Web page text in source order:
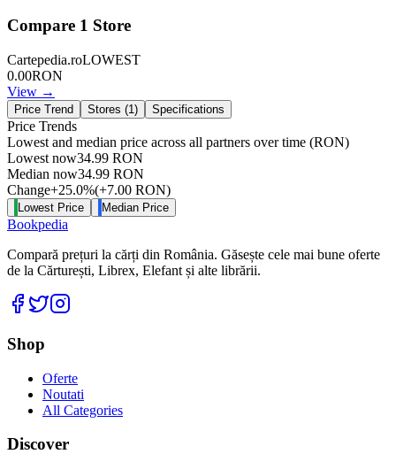
Compare 1 Store
Cartepedia.roLOWEST
0.00RON
View →
Price Trend Stores (1) Specifications
Price Trends
Lowest and median price across all partners over time (RON)
Lowest now34.99 RON
Median now34.99 RON
Change+25.0%(+7.00 RON)
Lowest Price Median Price
Bookpedia
Compară prețuri la cărți din România. Găsește cele mai bune oferte
de la Cărturești, Librex, Elefant și alte librării.
Facebook
Twitter
Shop
Oferte
Noutati
All Categories
Discover